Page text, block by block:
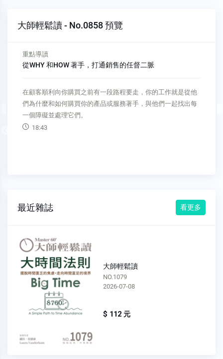
大師輕鬆讀 - No.0858 預覽
Previous
Chapter 1
準確理解你的顧客為什麽購買 Understand precisely why
Chapter 1準確理解你的顧客為什麽購買 Understand precisely
why your customers buy為了理解顧客為什麽購買，你必須學會
透過他們的眼睛看世界。你必須了解他們是如何看待價值，是
最近雜誌 看更多
大師輕鬆讀
NO.1078
2026-07-01
$ 112 元